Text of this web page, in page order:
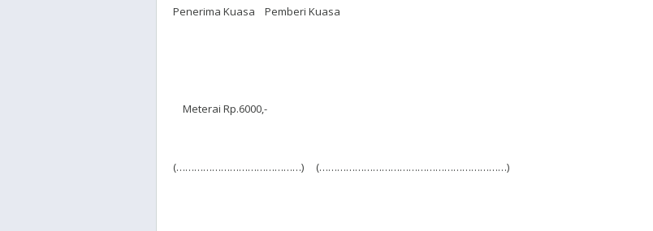
Penerima Kuasa Pemberi Kuasa
Meterai Rp.6000,-
(……………………………………) (………………………………………………………)